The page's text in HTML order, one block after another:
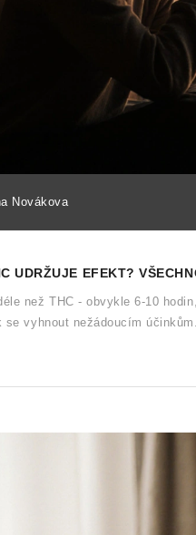
Novákova
UDRŽUJE EFEKT?
než THC - obvykle 6-10
vyhnout nežádoucím účinkům.